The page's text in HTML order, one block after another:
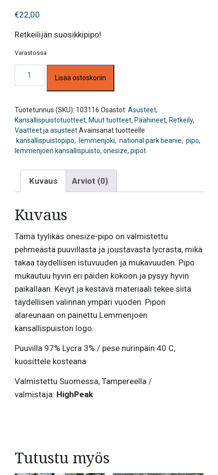
€22,00
Retkeilijän suosikkipipo!
Varastossa
Lemmenjoen
kansallispuisto,
määrä
Lisää ostoskoriin
Tuotetunnus (SKU): 103116 Osastot: Asusteet,
Kansallispuistotuotteet, Muut tuotteet, Päähineet, Retkeily,
Vaatteet ja asusteetAvainsanat tuotteelle
kansallispuistopipo, lemmenjoki, national park beanie, pipo,
lemmenjoen kansallispuisto, onesize, pipot
Kuvaus Arviot (0)
Kuvaus
Tämä tyylikäs onesize-pipo on valmistettu
pehmeästä puuvillasta ja joustavasta lycrasta, mikä
takaa täydellisen istuvuuden ja mukavuuden. Pipo
mukautuu hyvin eri päiden kokoon ja pysyy hyvin
paikallaan. Kevyt ja kestävä materiaali tekee siitä
täydellisen valinnan ympäri vuoden. Pipon
alareunaan on painettu Lemmenjoen
kansallispuiston logo.
Puuvilla 97% Lycra 3% / pese nurinpäin 40 C,
kuosittele kosteana
Valmistettu Suomessa, Tampereella /
valmistaja: HighPeak
Tutustu myös